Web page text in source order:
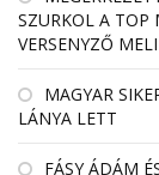
SZURKOL A TOP
VERSENYZŐ
MAGYAR
LÁNYA LETT
FÁSY ÁDÁM